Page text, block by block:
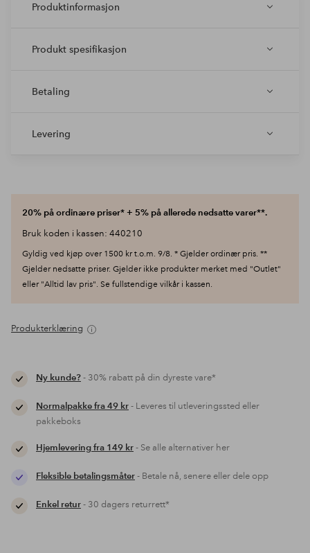
Produktinformasjon
Produkt spesifikasjon
Betaling
Levering
20% på ordinære priser* + 5% på allerede nedsatte varer**.
Bruk koden i kassen: 440210
Gyldig ved kjøp over 1500 kr t.o.m. 9/8. * Gjelder ordinær pris. **
Gjelder nedsatte priser. Gjelder ikke produkter merket med "Outlet"
eller "Alltid lav pris". Se fullstendige vilkår i kassen.
Produkterklæring
Ny kunde?- 30% rabatt på din dyreste vare*
Normalpakke fra 49 kr- Leveres til utleveringssted eller
pakkeboks
Hjemlevering fra 149 kr- Se alle alternativer her
Fleksible betalingsmåter- Betale nå, senere eller dele opp
Enkel retur- 30 dagers returrett*